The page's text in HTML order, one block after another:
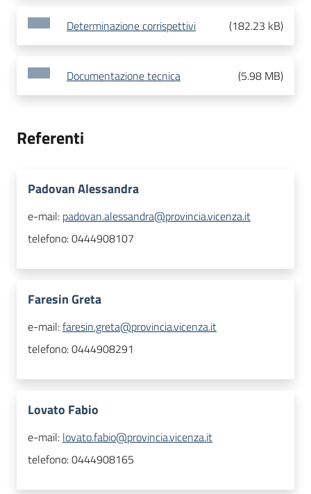
Determinazione corrispettivi (182.23 kB)
Documentazione tecnica (5.98 MB)
Referenti
Padovan Alessandra
e-mail: padovan.alessandra@provincia.vicenza.it
telefono:0444908107
Faresin Greta
e-mail:faresin.greta@provincia.vicenza.it
telefono:0444908291
Lovato Fabio
e-mail: lovato.fabio@provincia.vicenza.it
telefono:0444908165